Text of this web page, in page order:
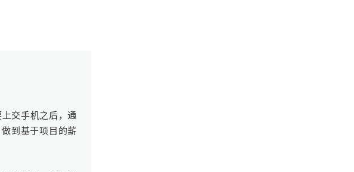
交手机之后，通
到基于项目的薪